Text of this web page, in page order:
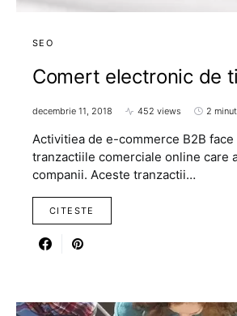
SEO
Comert electronic de
decembrie 11, 2018 452 views 2
Activitiea de e-commerce B2B
tranzactiile comerciale online care
companii. Aceste tranzactii…
CITESTE